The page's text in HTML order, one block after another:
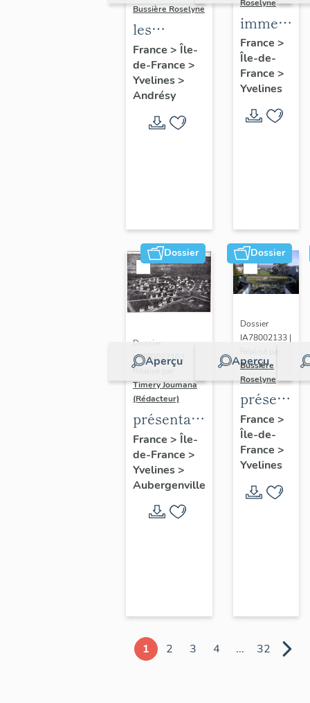
Bussière Roselyne
les
immeubles,
maisons et
fermes du
canton
d'Andrésy
France > Île-
de-France >
Yvelines>
Andrésy
Roselyne
maisons,
fermes
France >
Île-de-
France >
Yvelines
Dossier
Aperçu
Dossier
IA78002210 |
Réalisé par
Timery Joumana
(Rédacteur)
présentation
de l'étude
d'Elisabethville
France > Île-
de-France >
Yvelines>
Aubergenville
Dossier
Aperçu
Dossier
IA78002133 |
Bussière
Roselyne
du
diagnostic
et
France >
Île-de-
France >
Yvelines
1 2 3 4 ... 32